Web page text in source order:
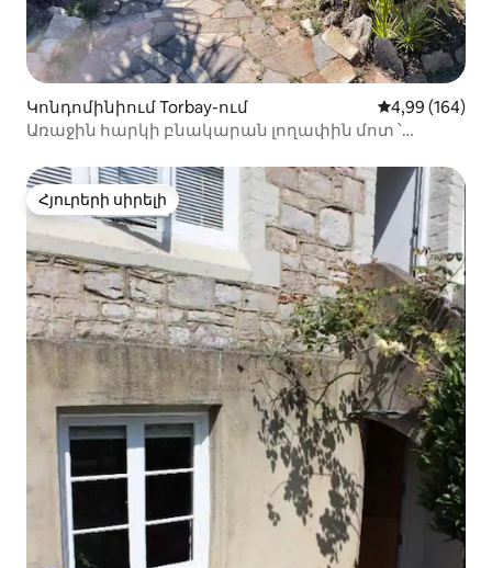
Կոնդոմինիում Torbay-ում Միջին
4,99 (164)
Առաջին հարկի բնակարան լողափին մոտ ՝
Հյուրերի սիրելի
Հյուրերի սիրելի